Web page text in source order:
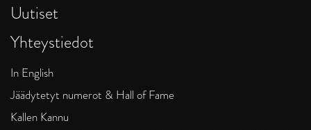
Uutiset
Yhteystiedot
In English
Jäädytetyt numerot & Hall of Fame
Kallen Kannu